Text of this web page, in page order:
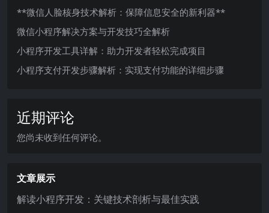
**微信人脸核身技术解析：保障信息安全的新利器**
微信小程序解决方案与开发技巧全解析
小程序开发工具详解：助力开发者轻松完成项目
小程序支付开发步骤解析：实现支付功能的详细步骤
近期评论
您尚未收到任何评论。
文章展示
解读小程序开发：关键技术剖析与最佳实践